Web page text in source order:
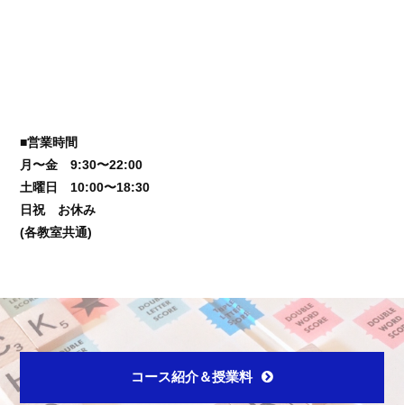
■営業時間
月〜金 9:30〜22:00
土曜日 10:00〜18:30
日祝 お休み
(各教室共通)
コース紹介＆授業料